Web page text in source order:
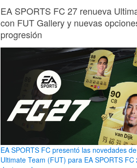
EA SPORTS FC 27 renueva
con FUT Gallery y nuevas
progresión
EA SPORTS FC presentó las novedades
Ultimate Team (FUT) para EA SPORTS FC